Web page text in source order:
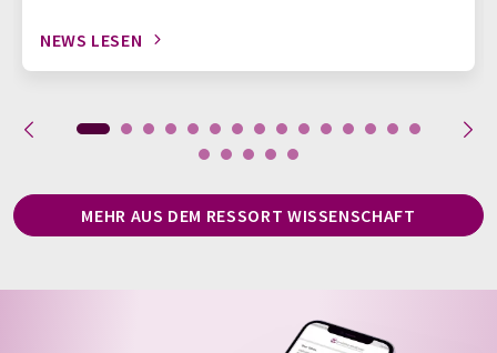
NEWS LESEN
MEHR AUS DEM RESSORT WISSENSCHAFT